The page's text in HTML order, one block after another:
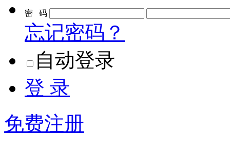
密 码
忘记密码？
自动登录
登 录
免费注册